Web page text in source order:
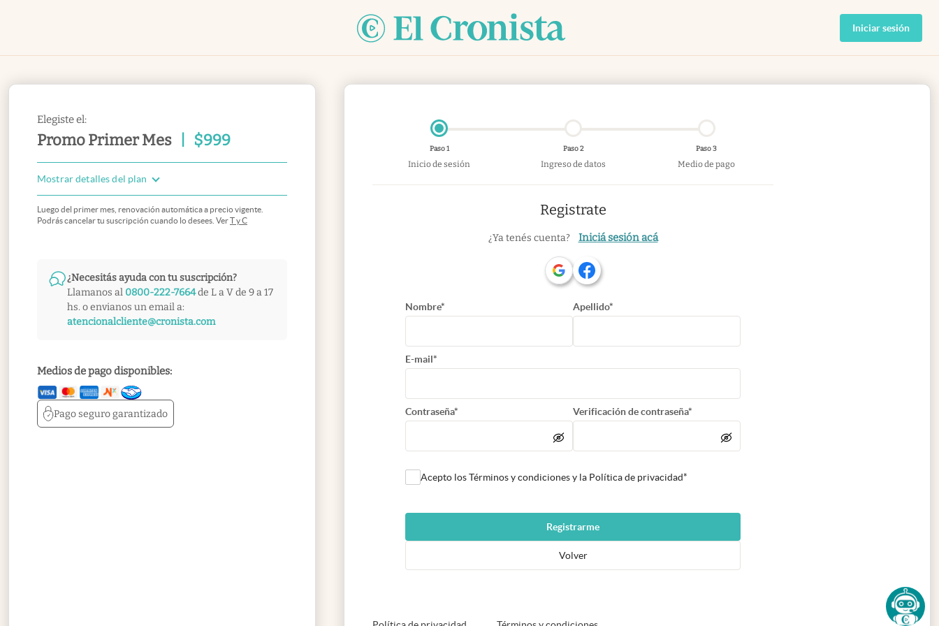
Iniciar sesión
Elegiste el:
Promo Primer Mes $999
Mostrar detalles del plan
Luego del primer mes, renovación automática a precio vigente.
Podrás cancelar tu suscripción cuando lo desees. VerT y C
¿Necesitás ayuda con tu suscripción?
Llamanos al 0800-222-7664de L a V de 9 a 17
hs. o envianos un email a:
atencionalcliente@cronista.com
Medios de pago disponibles:
Pago segurogarantizado
Paso 1
Inicio de sesión
Paso 2
Ingreso de datos
Paso 3
Medio de pago
Registrate
¿Ya tenés cuenta? Iniciá sesión acá
Nombre* Apellido*
E-mail*
Contraseña* Verificación de contraseña*
Acepto los Términos y condiciones y la Política de privacidad*
Registrarme
Volver